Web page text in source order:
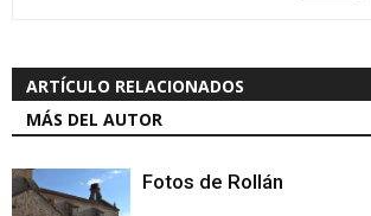
ARTÍCULO RELACIONADOS
MÁS DEL AUTOR
Fotos de Rollán